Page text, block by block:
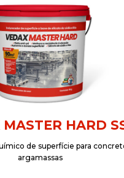
HARD
de superfície para
argamassas